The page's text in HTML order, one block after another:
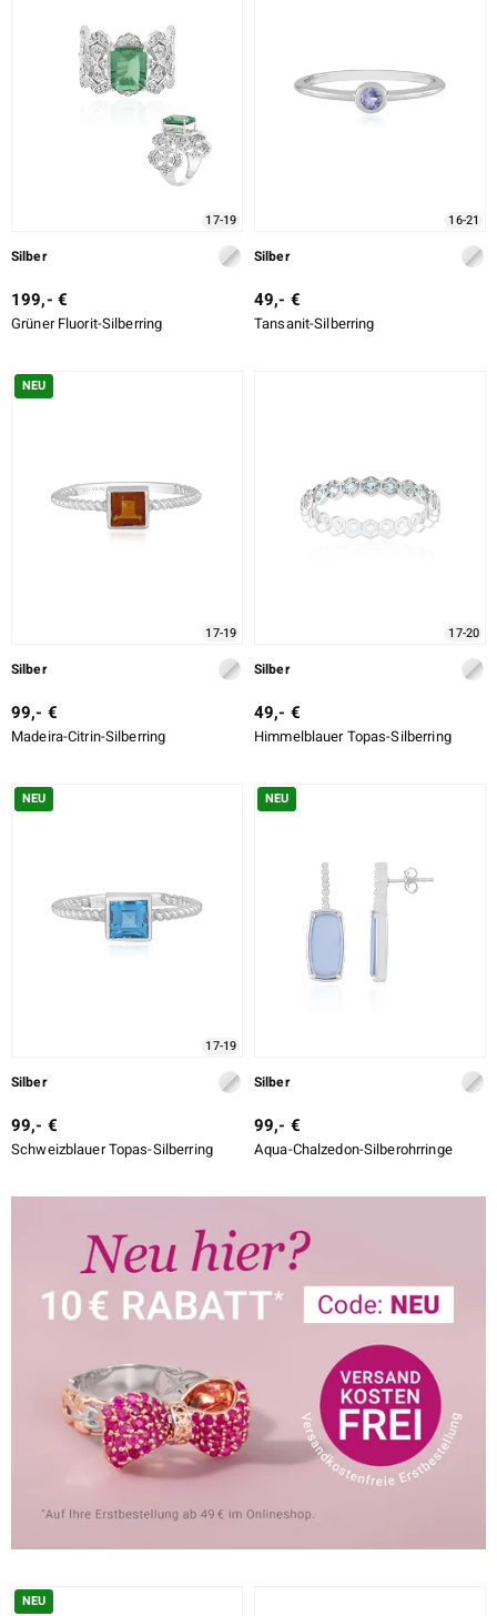
17-19
Silber
199,- €
Grüner Fluorit-Silberring
16-21
Silber
49,- €
Tansanit-Silberring
NEU
17-19
Silber
99,- €
Madeira-Citrin-Silberring
17-20
Silber
49,- €
Himmelblauer Topas-Silberring
NEU
17-19
Silber
99,- €
Schweizblauer Topas-Silberring
NEU
Silber
99,- €
Aqua-Chalzedon-Silberohrringe
NEU